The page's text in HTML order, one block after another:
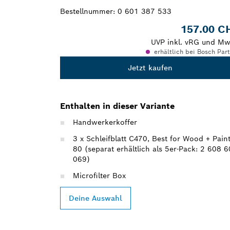
Bestellnummer: 0 601 387 533
157.00
UVP inkl. vRG und
erhältlich bei Bosch
Jetzt kaufen
Enthalten in dieser Variante
Handwerkerkoffer
3 x Schleifblatt C470, Best for Wood +
80 (separat erhältlich als 5er-Pack: 2 608
069)
Microfilter Box
Deine Auswahl